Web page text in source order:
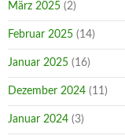
März 2025 (2)
Februar 2025 (14)
Januar 2025 (16)
Dezember 2024 (11)
Januar 2024 (3)